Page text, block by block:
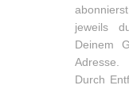
jeweils
Deinem
Adresse.
Durch